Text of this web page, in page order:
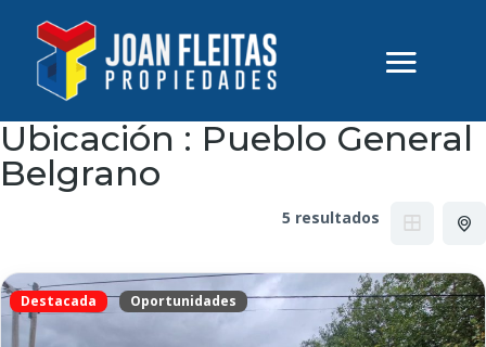
Ubicación : Pueblo General
Belgrano
5 resultados
Destacada Oportunidades